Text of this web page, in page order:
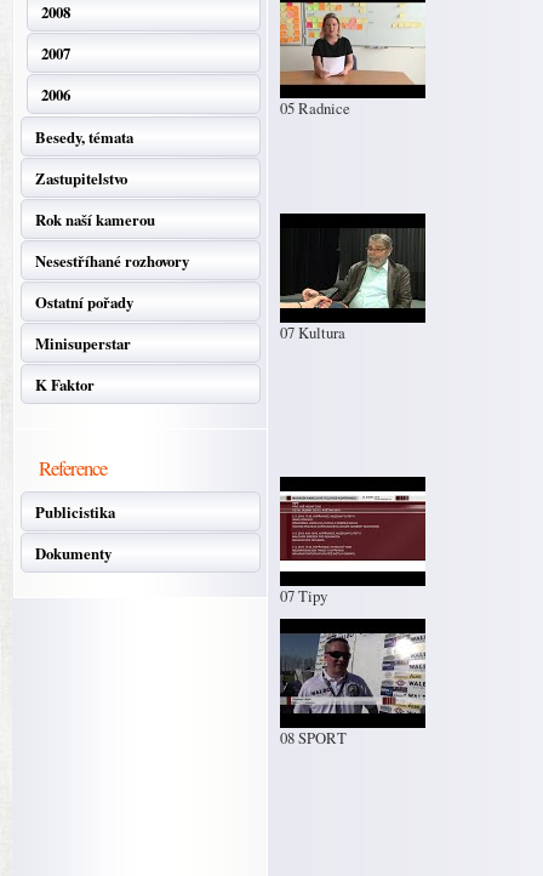
2008
2007
2006
Besedy, témata
Zastupitelstvo
Rok naší kamerou
Nesestříhané rozhovory
Ostatní pořady
Minisuperstar
K Faktor
Reference
Publicistika
Dokumenty
05 Radnice
07 Kultura
07 Tipy
08 SPORT